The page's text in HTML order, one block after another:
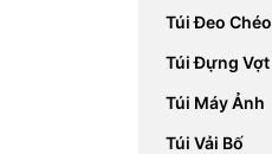
Túi Đeo Chéo
Túi Đựng Vợt
Túi Máy Ảnh
Túi Vải Bố